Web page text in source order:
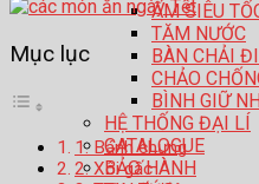
ẤM SIÊU
TĂM NƯỚC
BÀN CHẢI
CHẢO
BÌNH GIỮ
HỆ THỐNG ĐẠI LÍ
CATALOGUE
BẢO HÀNH
Mục lục
1. Bánh chưng
2. Xôi gấc